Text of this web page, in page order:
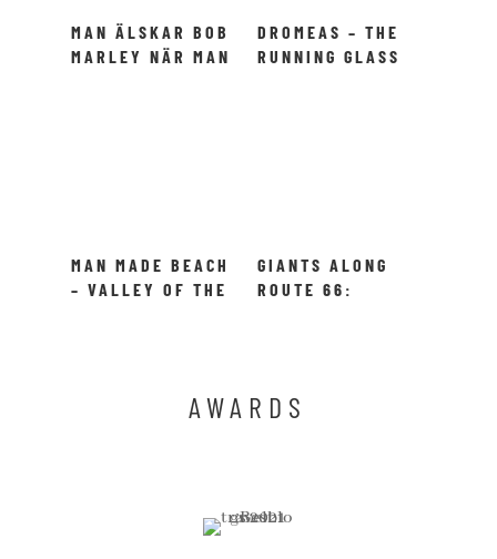
MAN ÄLSKAR BOB
MARLEY NÄR MAN
DROMEAS – THE
RUNNING GLASS
MAN MADE BEACH
– VALLEY OF THE
GIANTS ALONG
ROUTE 66:
AWARDS